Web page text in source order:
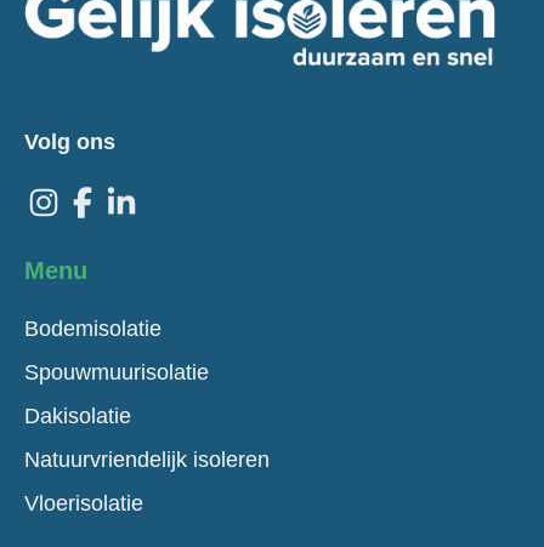
Volg ons
Menu
Bodemisolatie
Spouwmuurisolatie
Dakisolatie
Natuurvriendelijk isoleren
Vloerisolatie